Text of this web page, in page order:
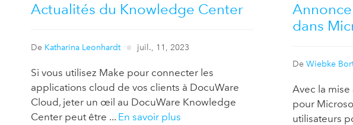
Actualités du Knowledge Center
De Katharina Leonhardt juil., 11, 2023
Si vous utilisez Make pour connecter les
applications cloud de vos clients à DocuWare
Cloud, jeter un œil au DocuWare Knowledge
Center peut être ... En savoir plus
dans
DeWiebke
Avec la
pour
utilisateurs